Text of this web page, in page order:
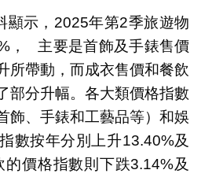
顯示，2025年第2季旅遊物
， 主要是首飾及手錶售價
所帶動，而成衣售價和餐飲
部分升幅。各大類價格指數
飾、手錶和工藝品等）和娛
數按年分別上升13.40%及
價格指數則下跌3.14%及